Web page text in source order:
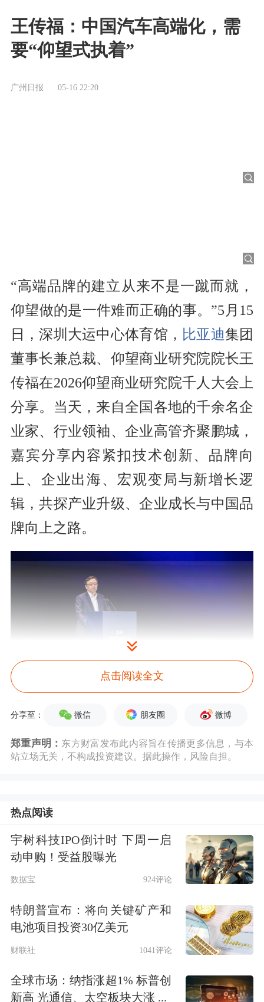
王传福：中国汽车高端化，需
要“仰望式执着”
广州日报 05-16 22:20
“高端品牌的建立从来不是一蹴而就，
仰望做的是一件难而正确的事。”5月15
日，深圳大运中心体育馆， 比亚迪集团
董事长兼总裁、仰望商业研究院院长王
传福在2026仰望商业研究院千人大会上
分享。当天，来自全国各地的千余名企
业家、行业领袖、企业高管齐聚鹏城，
嘉宾分享内容紧扣技术创新、品牌向
上、企业出海、宏观变局与新增长逻
辑，共探产业升级、企业成长与中国品
牌向上之路。
究院院长王传福发表主题演讲
在仰望
亚迪集团董事长兼总裁、仰望商业研究
院院长王传福领衔的“讲师天团”，带来
享。
围绕《坚持技术创新，打造世界级中国
品牌》这一主题，王传福结合比亚迪的
点击阅读全文
分享至： 微信 朋友圈 微博
郑重声明： 东方财富发布此内容旨在传播更多信息，与本
站立场无关，不构成投资建议。据此操作，风险自担。
热点阅读
宇树科技IPO倒计时 下周一启
动申购！受益股曝光
数据宝 924评论
特朗普宣布：将向关键矿产和
电池项目投资30亿美元
财联社 1041评论
全球市场：纳指涨超1% 标普创
新高 光通信、太空板块大涨 ...